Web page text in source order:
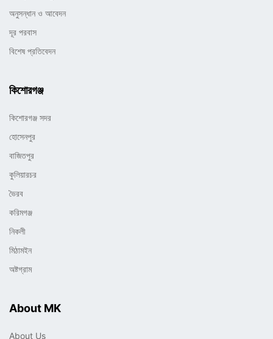
অনুসন্ধান ও আবেদন
দূর পরবাস
বিশেষ প্রতিবেদন
কিশোরগঞ্জ
কিশোরগঞ্জ সদর
হোসেনপুর
বাজিতপুর
কুলিয়ারচর
ভৈরব
করিমগঞ্জ
নিকলী
মিঠামইন
অষ্টগ্রাম
About MK
About Us